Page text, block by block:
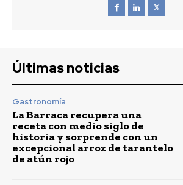
Últimas noticias
Gastronomía
La Barraca recupera una
receta con medio siglo de
historia y sorprende con un
excepcional arroz de tarantelo
de atún rojo